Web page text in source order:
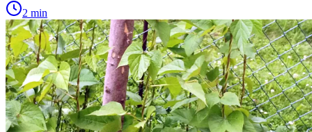
2 min